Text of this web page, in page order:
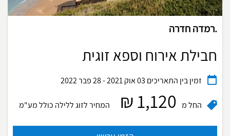
.רמדה חדרה
חבילת אירוח וספא זוגית
זמין בין התאריכים
החל מ 1,120 ₪ המחיר לזוג ללילה כולל מע"מ